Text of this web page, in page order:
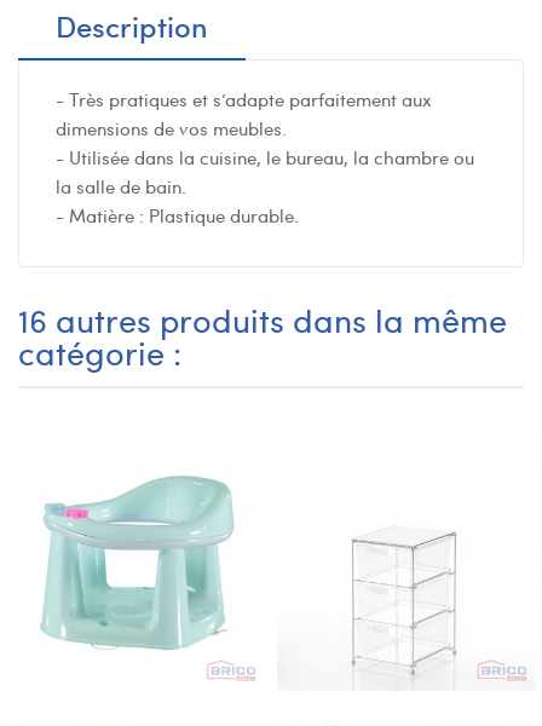
Description
- Très pratiques et s’adapte parfaitement aux
dimensions de vos meubles.
- Utilisée dans la cuisine, le bureau, la chambre ou
la salle de bain.
- Matière : Plastique durable.
16 autres produits dans la même
catégorie :